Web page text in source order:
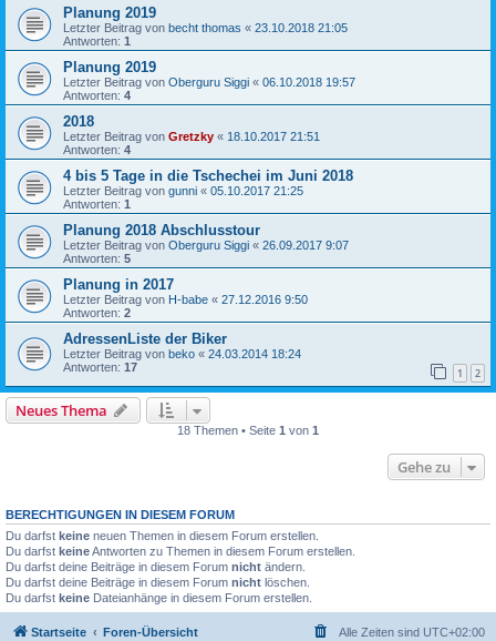
Planung 2019
Letzter Beitrag von becht thomas « 23.10.2018 21:05
Antworten: 1
Planung 2019
Letzter Beitrag von Oberguru Siggi « 06.10.2018 19:57
Antworten: 4
2018
Letzter Beitrag von Gretzky « 18.10.2017 21:51
Antworten: 4
4 bis 5 Tage in die Tschechei im Juni 2018
Letzter Beitrag von gunni « 05.10.2017 21:25
Antworten: 1
Planung 2018 Abschlusstour
Letzter Beitrag von Oberguru Siggi « 26.09.2017 9:07
Antworten: 5
Planung in 2017
Letzter Beitrag von H-babe « 27.12.2016 9:50
Antworten: 2
AdressenListe der Biker
Letzter Beitrag von beko « 24.03.2014 18:24
Antworten: 17 1 2
Neues Thema
18 Themen • Seite 1 von 1
Gehe zu
BERECHTIGUNGEN IN DIESEM FORUM
Du darfst keine neuen Themen in diesem Forum erstellen.
Du darfst keineAntworten zu Themen in diesem Forum erstellen.
Du darfst deine Beiträge in diesem Forum nicht ändern.
Du darfst deine Beiträge in diesem Forum nicht löschen.
Du darfst keine Dateianhänge in diesem Forum erstellen.
Startseite Foren-Übersicht Alle Zeiten sind UTC+02:00